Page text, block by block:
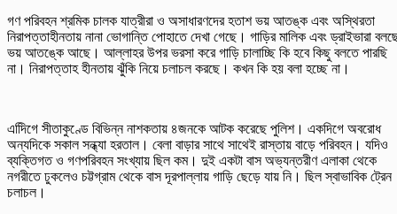
গণ পরিবহন শ্রমিক চালক যাত্রীরা ও অসাধারণদের হতাশ ভয় আতঙ্ক এবং অস্থিরতা
নিরাপত্তাহীনতায় নানা ভোগান্তি পোহাতে দেখা গেছে। গাড়ির মালিক এবং ড্রাইভারা
ভয় আতঙ্কে আছে। আল্লাহর উপর ভরসা করে গাড়ি চালাচ্ছি কি হবে কিছু বলতে পারছি
না। নিরাপত্তাহ হীনতায় ঝুঁকি নিয়ে চলাচল করছে। কখন কি হয় বলা হচ্ছে না।
এদিিগে সীতাকুণ্ডে বিভিন্ন নাশকতায় ৪জনকে আটক করেছে পুলিশ। একদিগে অবরোধ
অন্যদিকে সকাল সন্ধ্যা হরতাল। বেলা বাড়ার সাথে সাথেই রাস্তায় বাড়ে পরিবহন। যদিও
ব্যক্তিগত ও গণপরিবহন সংখ্যায় ছিল কম। দুই একটা বাস অভ্যন্তরীণ এলাকা থেকে
নগরীতে ঢুকলেও চট্টগ্রাম থেকে বাস দূরপাল্লায় গাড়ি ছেড়ে যায় নি। ছিল স্বাভাবিক ট্রেন
চলাচল।